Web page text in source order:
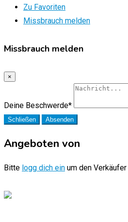
Zu Favoriten
Missbrauch melden
Missbrauch melden
×
Deine Beschwerde*
Schließen Absenden
Angeboten von
Bitte logg dich ein um den